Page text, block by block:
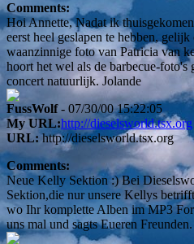
Comments:
Hoi Annette, Nadat ik
eerst heel geslapen te hebben,
waanzinnige foto van Patricia van
hoort het wel als de barbecue-
concert natuurlijk. Jolande
FussWolf- 07/30/00 15:22:05
My URL:http://dieselsworld.tsx.org
URL:http://dieselsworld.tsx.org
Comments:
Neue Kelly Sektion :) Bei
Sektion,die nur unsere Kellys
wo Ihr komplette Alben im MP3
uns mal und sagts Eueren